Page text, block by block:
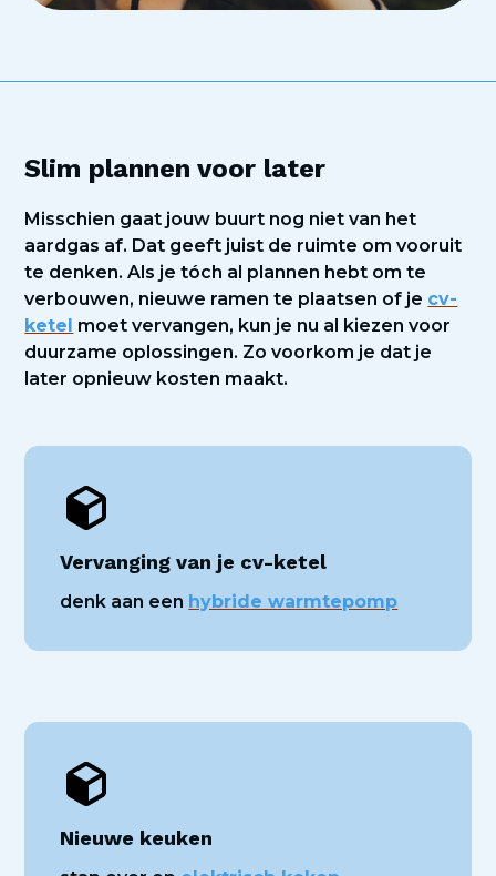
Slim plannen voor later
Misschien gaat jouw buurt nog niet van het
aardgas af. Dat geeft juist de ruimte om vooruit
te denken. Als je tóch al plannen hebt om te
verbouwen, nieuwe ramen te plaatsen of je cv-
ketel moet vervangen, kun je nu al kiezen voor
duurzame oplossingen. Zo voorkom je dat je
later opnieuw kosten maakt.
Vervanging van je cv-ketel
denk aan een hybride warmtepomp
Nieuwe keuken